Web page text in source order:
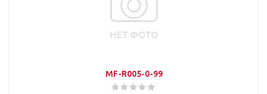
MF-R005-0-99